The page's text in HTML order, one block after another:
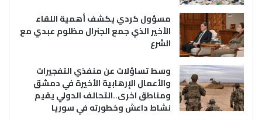
مسؤول كردي يكشف أهمية اللقاء
الأخير الذي جمع الجنرال مظلوم عبدي مع
الشرع
وسط تساؤلات عن منفذي التفجيرات
والأعمال الإرهابية الأخيرة في دمشق
ومناطق اخرى..التحالف الدولي يقيم
نشاط داعش وخطورته في سوريا